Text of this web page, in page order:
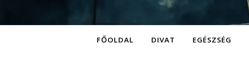
FŐOLDAL DIVAT EGÉSZSÉG